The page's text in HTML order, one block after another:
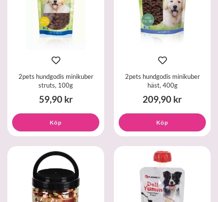
2pets hundgodis minikuber
struts, 100g
59,90 kr
Köp
2pets hundgodis minikuber
häst, 400g
209,90 kr
Köp